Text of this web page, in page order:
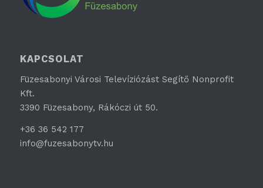
KAPCSOLAT
Füzesabonyi Városi Televíziózást Segítő Nonprofit
Kft.
3390 Füzesabony, Rákóczi út 50.
+36 36 542 177
info@fuzesabonytv.hu